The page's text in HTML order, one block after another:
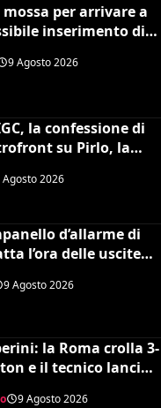
per arrivare a
inserimento di
9 Agosto 2026
la confessione di
su Pirlo, la
il nuovo volto
Agosto 2026
d’allarme di
l’ora delle uscite
9 Agosto 2026
la Roma crolla 3-
e il tecnico lancia
9 Agosto 2026